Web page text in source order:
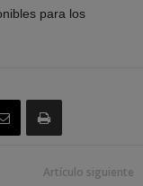
para los
Artículo siguiente